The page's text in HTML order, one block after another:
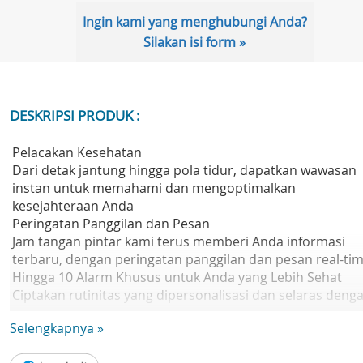
Ingin kami yang menghubungi Anda?
Silakan isi form »
DESKRIPSI PRODUK :
Pelacakan Kesehatan
Dari detak jantung hingga pola tidur, dapatkan wawasan
instan untuk memahami dan mengoptimalkan
kesejahteraan Anda
Peringatan Panggilan dan Pesan
Jam tangan pintar kami terus memberi Anda informasi
terbaru, dengan peringatan panggilan dan pesan real-
Hingga 10 Alarm Khusus untuk Anda yang Lebih Sehat
Ciptakan rutinitas yang dipersonalisasi dan selaras
olahragaMode multi-olahraga
Selengkapnya »